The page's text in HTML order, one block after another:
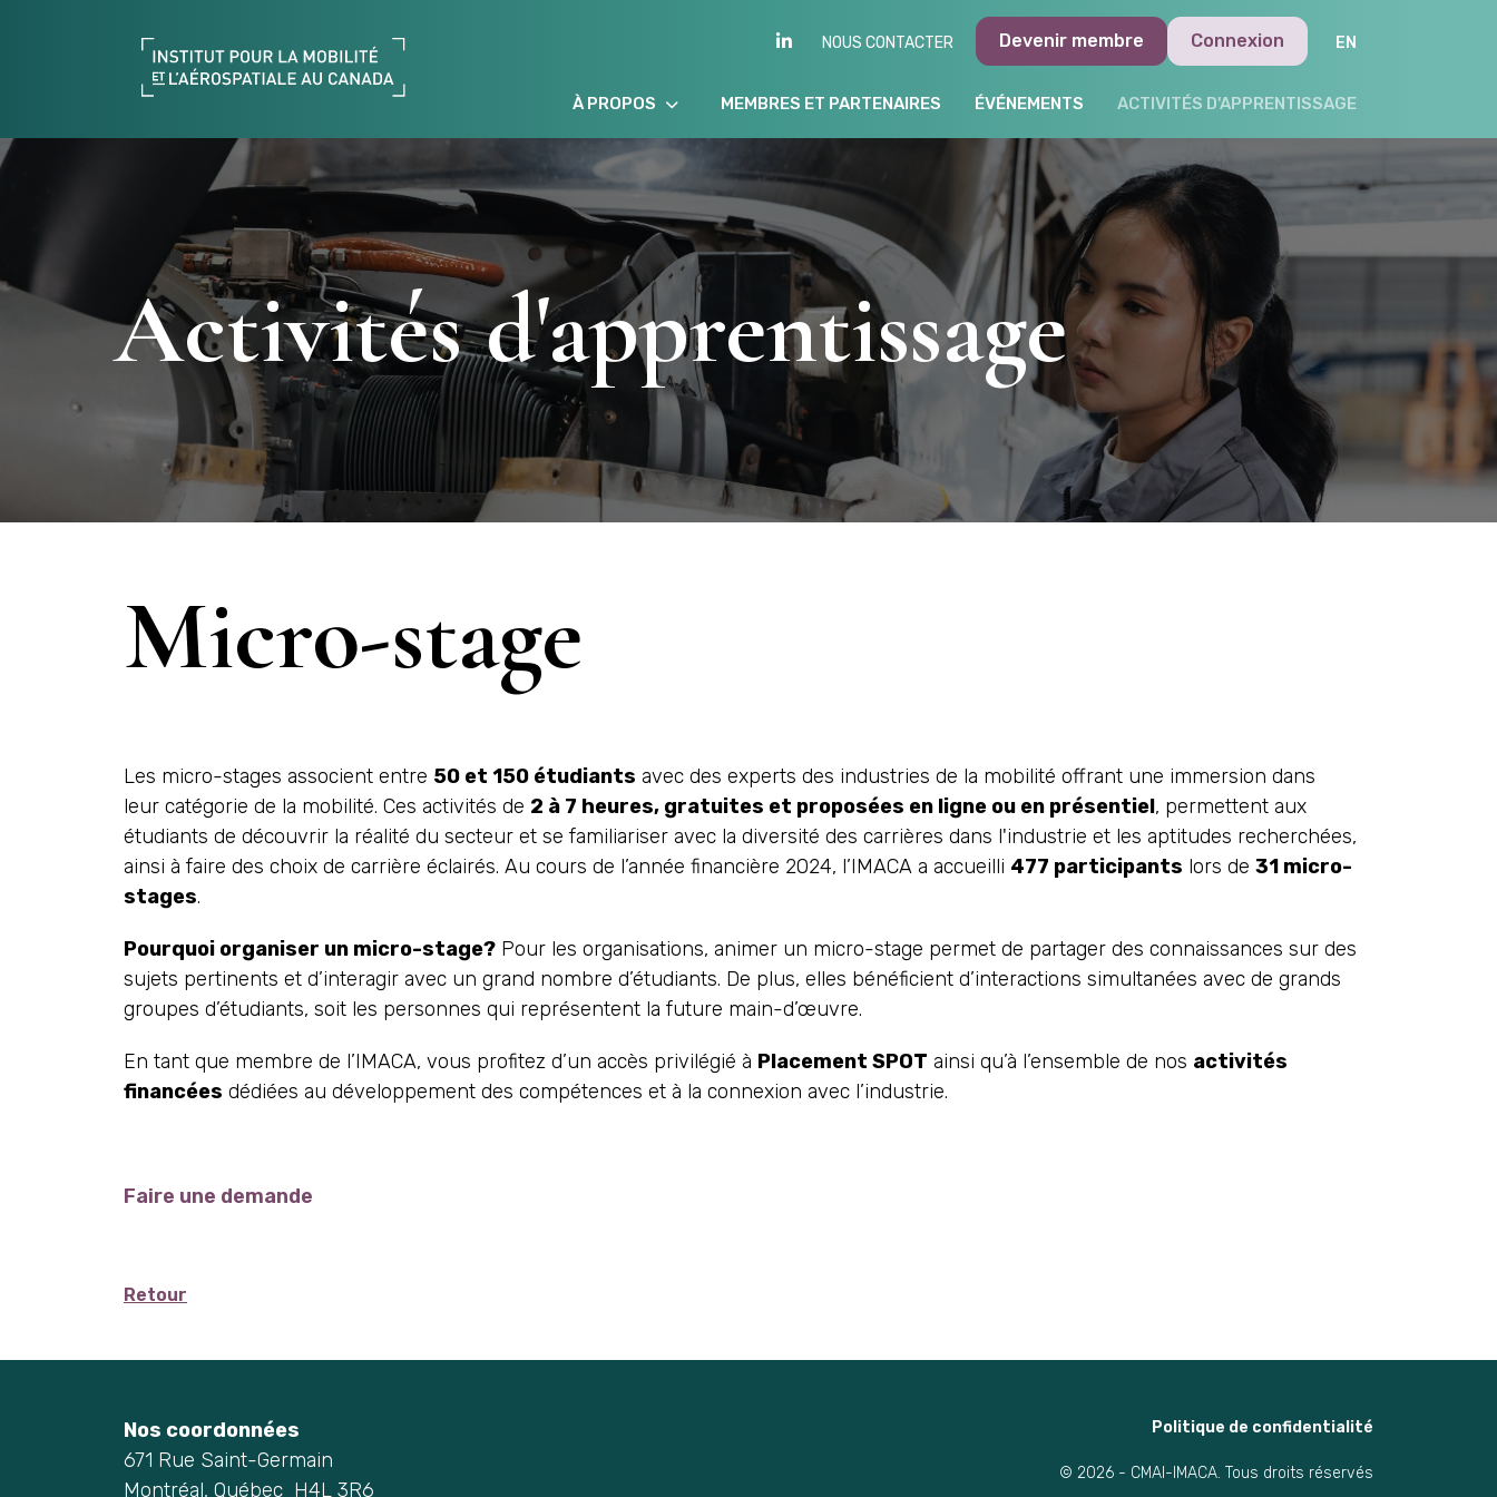
LINKEDIN
NOUS CONTACTER Devenir membre Connexion
À PROPOS MEMBRES ET PARTENAIRES ÉVÉNEMENTS ACTIVITÉS D'APPRENTISSAGE
Activités d'apprentissage
Micro-stage
Les micro-stages associent entre 50 et 150 étudiants avec des experts des industries de la mobilité offrant une immersion dans
leur catégorie de la mobilité. Ces activités de 2 à 7 heures, gratuites et proposées en ligne ou en présentiel, permettent aux
étudiants de découvrir la réalité du secteur et se familiariser avec la diversité des carrières dans l'industrie et les aptitudes recherchées,
ainsi à faire des choix de carrière éclairés. Au cours de l’année financière 2024, l’IMACA a accueilli 477 participants lors de 31 micro-
stages.
Pourquoi organiser un micro-stage? Pour les organisations, animer un micro-stage permet de partager des connaissances sur des
sujets pertinents et d’interagir avec un grand nombre d’étudiants. De plus, elles bénéficient d’interactions simultanées avec de grands
groupes d’étudiants, soit les personnes qui représentent la future main-d’œuvre.
En tant que membre de l’IMACA, vous profitez d’un accès privilégié à Placement SPOT ainsi qu’à l’ensemble de nos activités
financées dédiées au développement des compétences et à la connexion avec l’industrie.
Faire une demande
Retour
Nos coordonnées
671 Rue Saint-Germain
Montréal, Québec H4L 3R6
Politique de confidentialité
© 2026 - CMAI-IMACA. Tous droits réservés